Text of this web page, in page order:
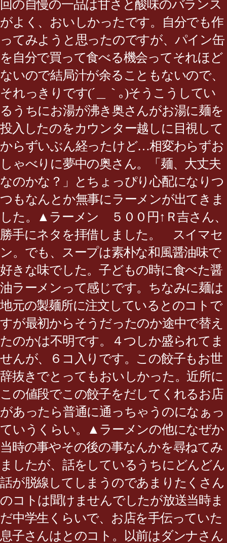
回の自慢の一品は甘さと酸味のバランス
がよく、おいしかったです。自分でも作
ってみようと思ったのですが、パイン缶
を自分で買って食べる機会ってそれほど
ないので結局汁が余ることもないので、
それっきりです(´＿｀｡)そうこうしてい
るうちにお湯が沸き奥さんがお湯に麺を
投入したのをカウンター越しに目視して
からずいぶん経ったけど…相変わらずお
しゃべりに夢中の奥さん。「麺、大丈夫
なのかな？」とちょっぴり心配になりつ
つもなんとか無事にラーメンが出てきま
した。▲ラーメン ５００円↑Ｒ吉さん、
勝手にネタを拝借しました。 スイマセ
ン。でも、スープは素朴な和風醤油味で
好きな味でした。子どもの時に食べた醤
油ラーメンって感じです。ちなみに麺は
地元の製麺所に注文しているとのコトで
すが最初からそうだったのか途中で替え
たのかは不明です。４つしか盛られてま
せんが、６コ入りです。この餃子もお世
辞抜きでとってもおいしかった。近所に
この値段でこの餃子をだしてくれるお店
があったら普通に通っちゃうのになぁっ
ていうくらい。▲ラーメンの他になぜか
当時の事やその後の事なんかを尋ねてみ
ましたが、話をしているうちにどんどん
話が脱線してしまうのであまりたくさん
のコトは聞けませんでしたが放送当時ま
だ中学生くらいで、お店を手伝っていた
息子さんはとのコト。以前はダンナさん